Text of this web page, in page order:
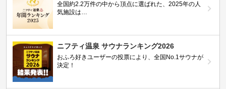
全国約2.2万件の中から頂点に選ばれた、2025年の人
気施設は…
ニフティ温泉 サウナランキング2026
おふろ好きユーザーの投票により、全国No.1サウナが
決定！